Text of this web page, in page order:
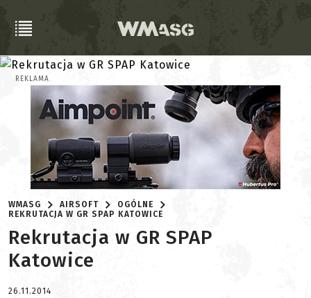
REKLAMA
WMASG AIRSOFT
OGÓLNE
REKRUTACJA W GR SPAP KATOWICE
Rekrutacja w GR SPAP
Katowice
26.11.2014